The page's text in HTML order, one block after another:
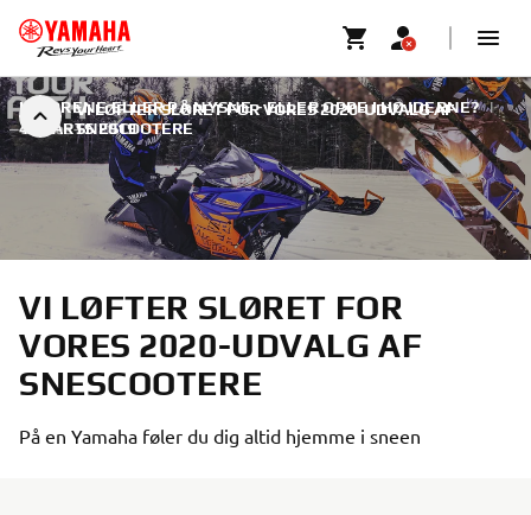
VI LØFTER SLØRET FOR VORES 2020-UDVALG AF
SNESCOOTERE
I SPORENE ELLER PÅ NYSNE - ELLER OPPE I HØJDERNE? |
4. MARTS 2019
VI LØFTER SLØRET FOR
VORES 2020-UDVALG AF
SNESCOOTERE
På en Yamaha føler du dig altid hjemme i sneen